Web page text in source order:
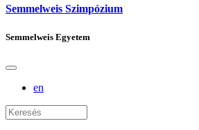
Semmelweis Szimpózium
Semmelweis Egyetem
en